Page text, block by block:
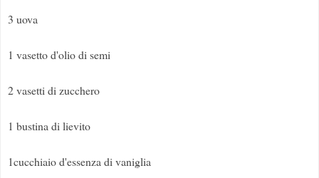
3 uova
1 vasetto d'olio di semi
2 vasetti di zucchero
1 bustina di lievito
1cucchiaio d'essenza di vaniglia